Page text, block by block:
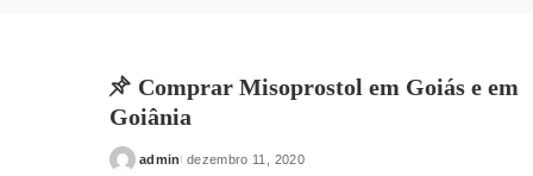
Comprar Misoprostol em Goiás e em
Goiânia
Posted
admin dezembro 11, 2020